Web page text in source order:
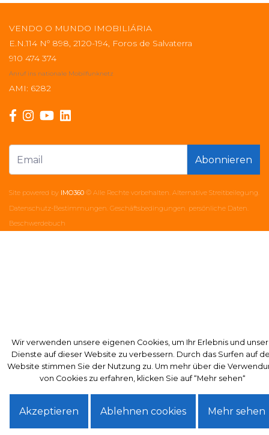
Wir verwenden unsere eigenen Cookies, um Ihr Erlebnis und
Dienste auf dieser Website zu verbessern. Durch das Surfen auf
Website stimmen Sie der Nutzung zu. Um mehr über die
von Cookies zu erfahren, klicken Sie auf “Mehr sehen“
Akzeptieren Ablehnen cookies Mehr sehen
VENDO O MUNDO IMOBILIÁRIA
E.N.114 Nº 898, 2120-194, Foros de Salvaterra
910 474 374
Anruf ins nationale Mobilfunknetz
AMI: 6282
Abonnieren
Site powered by IMO360 © Alle Rechte vorbehalten. Alternative Streitbeilegung.
Datenschutz-Bestimmungen. Geschäftsbedingungen. persönliche Daten.
Beschwerdebuch
Wir verwenden unsere eigenen Cookies, um Ihr Erlebnis und
Dienste auf dieser Website zu verbessern. Durch das Surfen auf
Website stimmen Sie der Nutzung zu. Um mehr über die
von Cookies zu erfahren, klicken Sie auf “Mehr sehen“
Akzeptieren Ablehnen cookies Mehr sehen